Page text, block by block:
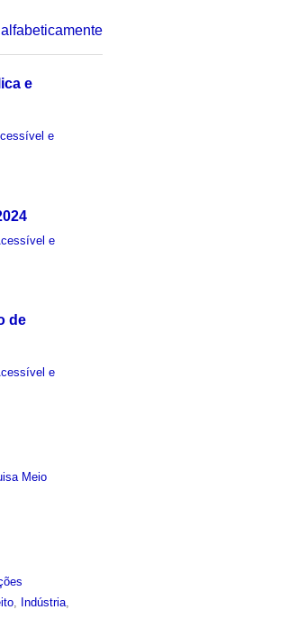
alfabeticamente
e
e
e
de
e
Meio
Indústria